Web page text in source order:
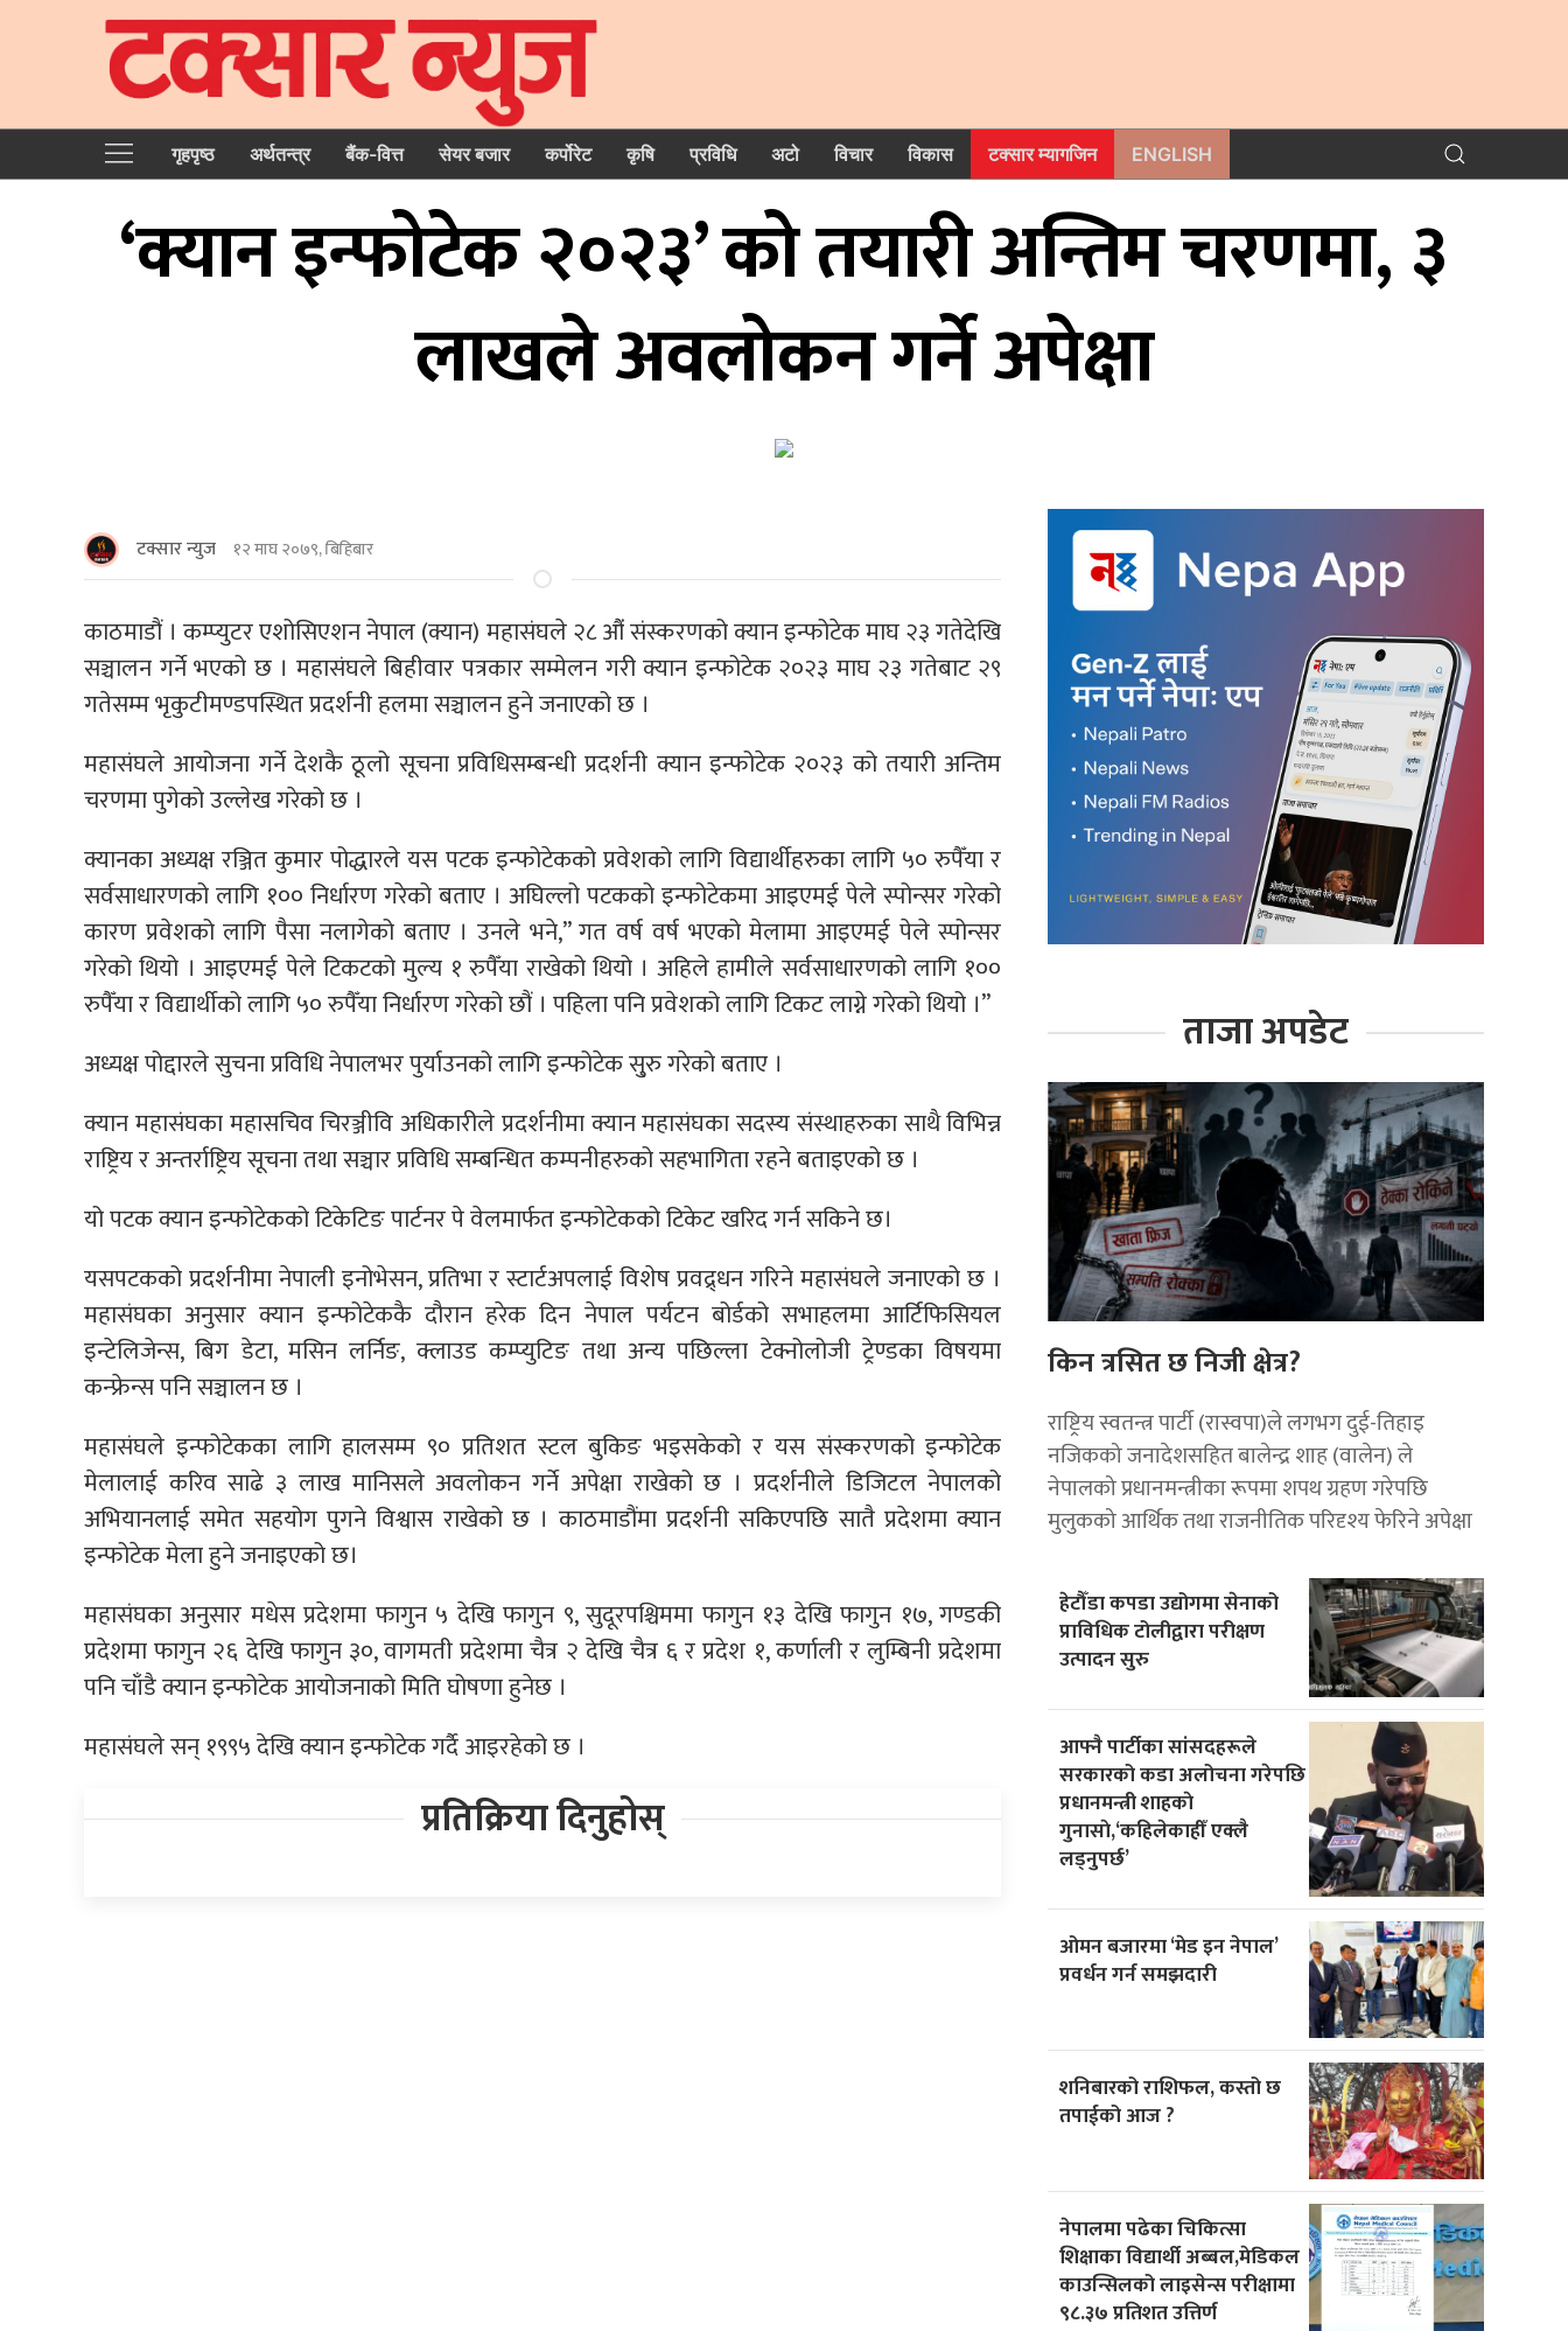
गृहपृष्‍ठ अर्थतन्त्र बैंक-वित्त सेयर बजार कर्पोरेट कृषि प्रविधि अटो विचार विकास टक्सार म्यागजिन ENGLISH
‘क्यान इन्फोटेक २०२३’ को तयारी अन्तिम चरणमा, ३
लाखले अवलोकन गर्ने अपेक्षा
टक्सार न्युज १२ माघ २०७९, बिहिबार
काठमाडौं । कम्प्युटर एशोसिएशन नेपाल (क्यान) महासंघले २८ औंं संस्करणको क्यान इन्फोटेक माघ २३ गतेदेखि
सञ्चालन गर्ने भएको छ । महासंघले बिहीवार पत्रकार सम्मेलन गरी क्यान इन्फोटेक २०२३ माघ २३ गतेबाट २९
गतेसम्म भृकुटीमण्डपस्थित प्रदर्शनी हलमा सञ्चालन हुने जनाएको छ ।
महासंघले आयोजना गर्ने देशकै ठूलो सूचना प्रविधिसम्बन्धी प्रदर्शनी क्यान इन्फोटेक २०२३ को तयारी अन्तिम
चरणमा पुगेको उल्लेख गरेको छ ।
क्यानका अध्यक्ष रञ्जित कुमार पोद्धारले यस पटक इन्फोटेकको प्रवेशको लागि विद्यार्थीहरुका लागि ५० रुपैँया र
सर्वसाधारणको लागि १०० निर्धारण गरेको बताए । अघिल्लो पटकको इन्फोटेकमा आइएमई पेले स्पोन्सर गरेको
कारण प्रवेशको लागि पैसा नलागेको बताए । उनले भने,” गत वर्ष वर्ष भएको मेलामा आइएमई पेले स्पोन्सर
गरेको थियो । आइएमई पेले टिकटको मुल्य १ रुपैँया राखेको थियो । अहिले हामीले सर्वसाधारणको लागि १००
रुपैँया र विद्यार्थीको लागि ५० रुपैँया निर्धारण गरेको छौं । पहिला पनि प्रवेशको लागि टिकट लाग्ने गरेको थियो ।”
अध्यक्ष पोद्दारले सुचना प्रविधि नेपालभर पुर्याउनको लागि इन्फोटेक सु्रु गरेको बताए ।
क्यान महासंघका महासचिव चिरञ्जीवि अधिकारीले प्रदर्शनीमा क्यान महासंघका सदस्य संस्थाहरुका साथै विभिन्न
राष्ट्रिय र अन्तर्राष्ट्रिय सूचना तथा सञ्चार प्रविधि सम्बन्धित कम्पनीहरुको सहभागिता रहने बताइएको छ ।
यो पटक क्यान इन्फोटेकको टिकेटिङ पार्टनर पे वेलमार्फत इन्फोटेकको टिकेट खरिद गर्न सकिने छ।
यसपटकको प्रदर्शनीमा नेपाली इनोभेसन, प्रतिभा र स्टार्टअपलाई विशेष प्रवद्र्धन गरिने महासंघले जनाएको छ ।
महासंघका अनुसार क्यान इन्फोटेककै दौरान हरेक दिन नेपाल पर्यटन बोर्डको सभाहलमा आर्टिफिसियल
इन्टेलिजेन्स, बिग डेटा, मसिन लर्निङ, क्लाउड कम्प्युटिङ तथा अन्य पछिल्ला टेक्नोलोजी ट्रेण्डका विषयमा
कन्फ्रेन्स पनि सञ्चालन छ ।
महासंघले इन्फोटेकका लागि हालसम्म ९० प्रतिशत स्टल बुकिङ भइसकेको र यस संस्करणको इन्फोटेक
मेलालाई करिव साढे ३ लाख मानिसले अवलोकन गर्ने अपेक्षा राखेको छ । प्रदर्शनीले डिजिटल नेपालको
अभियानलाई समेत सहयोग पुगने विश्वास राखेको छ । काठमाडौंमा प्रदर्शनी सकिएपछि सातै प्रदेशमा क्यान
इन्फोटेक मेला हुने जनाइएको छ।
महासंघका अनुसार मधेस प्रदेशमा फागुन ५ देखि फागुन ९, सुदूरपश्चिममा फागुन १३ देखि फागुन १७, गण्डकी
प्रदेशमा फागुन २६ देखि फागुन ३०, वागमती प्रदेशमा चैत्र २ देखि चैत्र ६ र प्रदेश १, कर्णाली र लुम्बिनी प्रदेशमा
पनि चाँडै क्यान इन्फोटेक आयोजनाको मिति घोषणा हुनेछ ।
महासंघले सन् १९९५ देखि क्यान इन्फोटेक गर्दै आइरहेको छ ।
प्रतिक्रिया दिनुहोस्
ताजा अपडेट
किन त्रसित छ निजी क्षेत्र?
राष्ट्रिय स्वतन्त्र पार्टी (रास्वपा)ले लगभग दुई-तिहाइ
नजिकको जनादेशसहित बालेन्द्र शाह (वालेन) ले
नेपालको प्रधानमन्त्रीका रूपमा शपथ ग्रहण गरेपछि
मुलुकको आर्थिक तथा राजनीतिक परिदृश्य फेरिने अपेक्षा
हेटौँडा कपडा उद्योगमा सेनाको
प्राविधिक टोलीद्वारा परीक्षण
उत्पादन सुरु
आफ्नै पार्टीका सांसदहरूले
सरकारको कडा अलोचना गरेपछि
प्रधानमन्त्री शाहकाे
गुनासाे,‘कहिलेकाहीँ एक्लै
लड्नुपर्छ’
ओमन बजारमा ‘मेड इन नेपाल’
प्रवर्धन गर्न समझदारी
शनिबारको राशिफल, कस्तो छ
तपाईको आज ?
नेपालमा पढेका चिकित्सा
शिक्षाका विद्यार्थी अब्बल,मेडिकल
काउन्सिलको लाइसेन्स परीक्षामा
९८.३७ प्रतिशत उत्तिर्ण